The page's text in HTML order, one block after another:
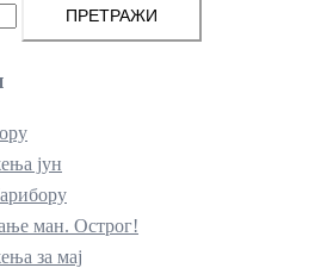
јун
ман. Острог!
за мај